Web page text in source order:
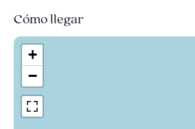
Cómo llegar
+
−